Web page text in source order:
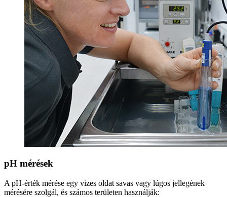
pH mérések
A pH-érték mérése egy vizes oldat savas vagy lúgos jellegének
mérésére szolgál, és számos területen használják: